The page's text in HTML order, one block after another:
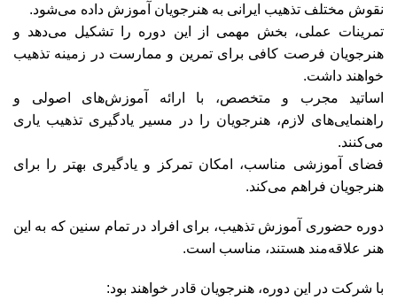
نقوش مختلف تذهیب ایرانی به هنرجویان آموزش داده می‌شود.
تمرینات عملی، بخش مهمی از این دوره را تشکیل می‌دهد و
هنرجویان فرصت کافی برای تمرین و ممارست در زمینه تذهیب
خواهند داشت.
اساتید مجرب و متخصص، با ارائه آموزش‌های اصولی و
راهنمایی‌های لازم، هنرجویان را در مسیر یادگیری تذهیب یاری
می‌کنند.
فضای آموزشی مناسب، امکان تمرکز و یادگیری بهتر را برای
هنرجویان فراهم می‌کند.
دوره حضوری آموزش تذهیب، برای افراد در تمام سنین که به این
هنر علاقه‌مند هستند، مناسب است.
با شرکت در این دوره، هنرجویان قادر خواهند بود: